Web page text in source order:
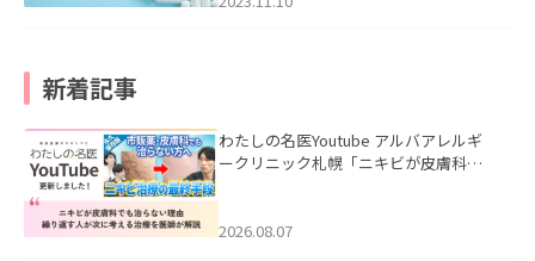
新着記事
わたしの名医Youtube アルバアレルギ
ークリニック札幌「ニキビが皮膚科で
ました。
2026.08.07